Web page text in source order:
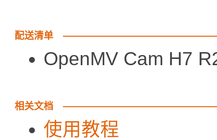
配送清单
OpenMV Cam H7
相关文档
使用教程